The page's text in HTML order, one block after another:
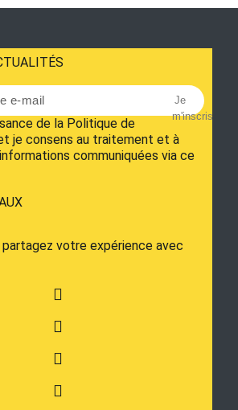
Je
m'inscris
de la Politique de
je consens au traitement et à
communiquées via ce
votre expérience avec